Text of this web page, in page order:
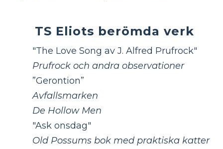
TS Eliots berömda verk
"The Love Song av J. Alfred Prufrock"
Prufrock och andra observationer
”Gerontion”
Avfallsmarken
De Hollow Men
"Ask onsdag"
Old Possums bok med praktiska katter